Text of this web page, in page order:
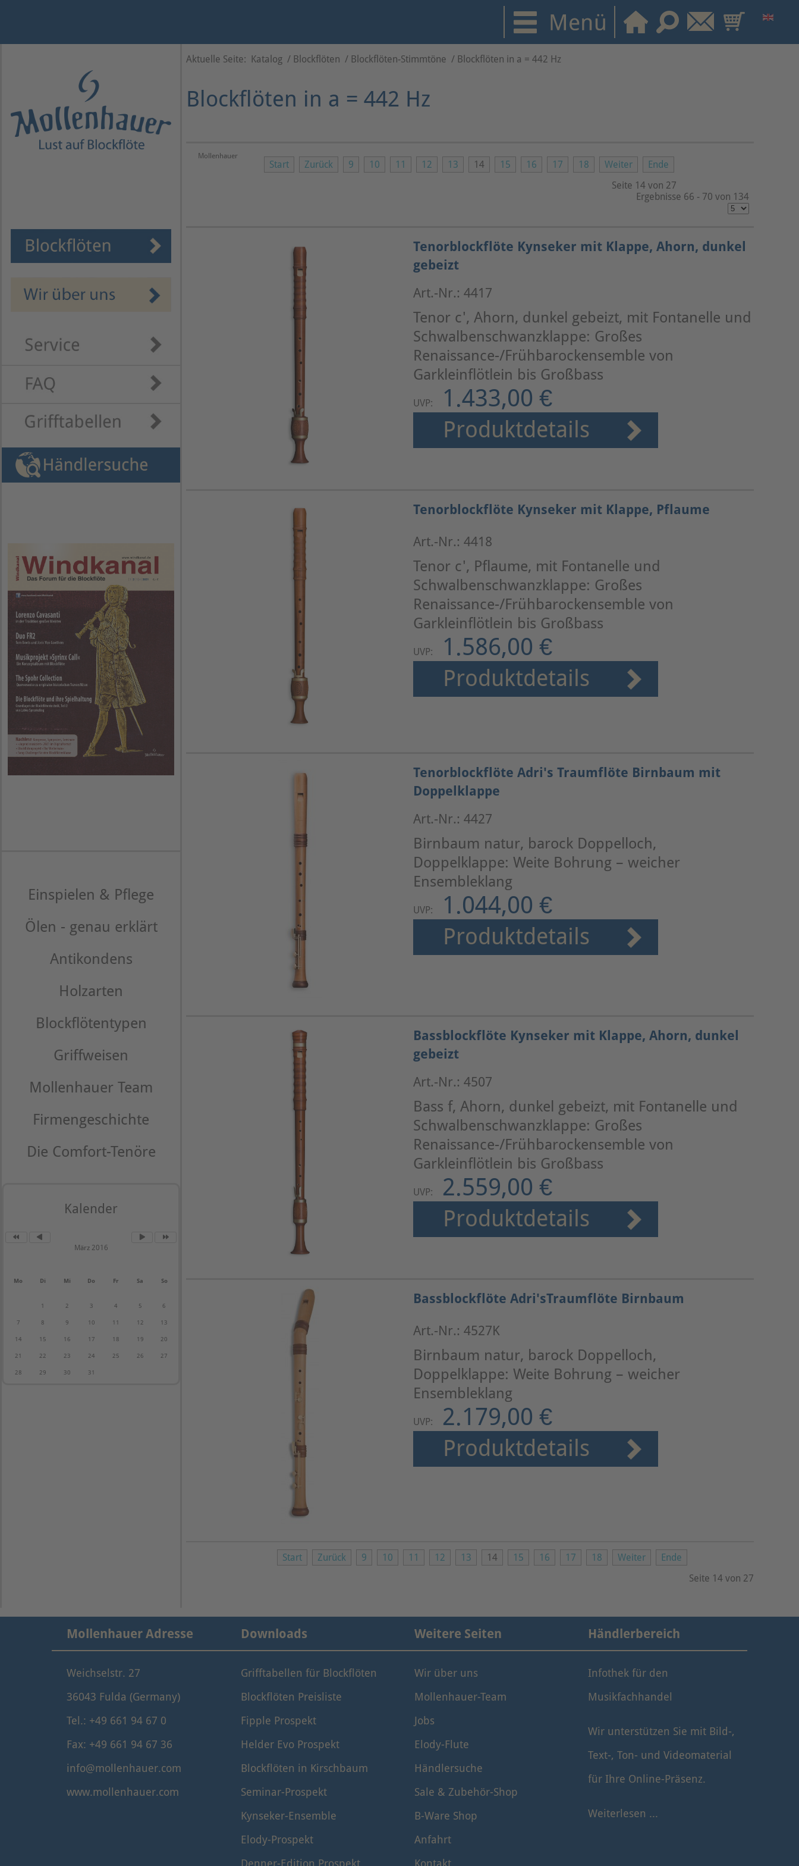
Einspielen & Pflege
Ölen - genau erklärt
Antikondens
Holzarten
Blockflötentypen
Griffweisen
Mollenhauer Team
Firmengeschichte
Die Comfort-Tenöre
Kalender
März 2016
Mo Di Mi Do Fr Sa So
1 2 3 4 5 6
7 8 9 10 11 12 13
14 15 16 17 18 19 20
21 22 23 24 25 26 27
28 29 30 31
Aktuelle Seite: Katalog / Blockflöten / Blockflöten-Stimmtöne / Blockflöten in a = 442 Hz
Blockflöten in a = 442 Hz
Mollenhauer
Start Zurück 9 10 11 12 13 14 15 16 17 18 Weiter
Ende
Seite 14 von 27
Ergebnisse 66 - 70 von 134
Tenorblockflöte Kynseker mit Klappe, Ahorn, dunkel
gebeizt
Art.-Nr.: 4417
Tenor c', Ahorn, dunkel gebeizt, mit Fontanelle und
Schwalbenschwanzklappe: Großes
Renaissance-/Frühbarockensemble von
Garkleinflötlein bis Großbass
UVP: 1.433,00 €
Produktdetails
Tenorblockflöte Kynseker mit Klappe, Pflaume
Art.-Nr.: 4418
Tenor c', Pflaume, mit Fontanelle und
Schwalbenschwanzklappe: Großes
Renaissance-/Frühbarockensemble von
Garkleinflötlein bis Großbass
UVP: 1.586,00 €
Produktdetails
Tenorblockflöte Adri's Traumflöte Birnbaum mit
Doppelklappe
Art.-Nr.: 4427
Birnbaum natur, barock Doppelloch,
Doppelklappe: Weite Bohrung – weicher
Ensembleklang
UVP: 1.044,00 €
Produktdetails
Bassblockflöte Kynseker mit Klappe, Ahorn, dunkel
gebeizt
Art.-Nr.: 4507
Bass f, Ahorn, dunkel gebeizt, mit Fontanelle und
Schwalbenschwanzklappe: Großes
Renaissance-/Frühbarockensemble von
Garkleinflötlein bis Großbass
UVP: 2.559,00 €
Produktdetails
Bassblockflöte Adri'sTraumflöte Birnbaum
Art.-Nr.: 4527K
Birnbaum natur, barock Doppelloch,
Doppelklappe: Weite Bohrung – weicher
Ensembleklang
UVP: 2.179,00 €
Produktdetails
Start Zurück 9 10 11 12 13 14 15 16 17 18 Weiter
Ende
Seite 14 von 27
Mollenhauer Adresse
Weichselstr. 27
36043 Fulda (Germany)
Tel.: +49 661 94 67 0
Fax: +49 661 94 67 36
info@mollenhauer.com
www.mollenhauer.com
Downloads
Grifftabellen für Blockflöten
Blockflöten Preisliste
Fipple Prospekt
Helder Evo Prospekt
Blockflöten in Kirschbaum
Seminar-Prospekt
Kynseker-Ensemble
Elody-Prospekt
Weitere Seiten
Wir über uns
Mollenhauer-Team
Jobs
Elody-Flute
Händlersuche
Sale & Zubehör-Shop
B-Ware Shop
Anfahrt
Händlerbereich
Infothek für den
Musikfachhandel
Wir unterstützen Sie mit Bild-,
Text-, Ton- und Videomaterial
für Ihre Online-Präsenz.
Weiterlesen ...